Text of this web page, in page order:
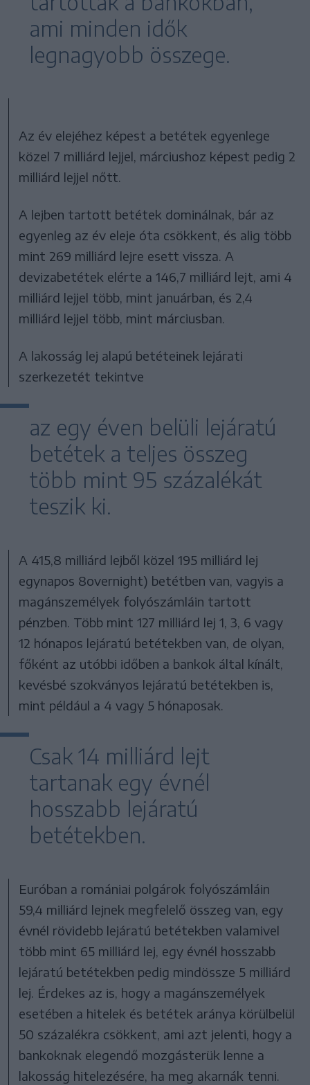
ami minden idők
legnagyobb összege.
Az év elejéhez képest a betétek egyenlege
közel 7 milliárd lejjel, márciushoz képest pedig 2
milliárd lejjel nőtt.
A lejben tartott betétek dominálnak, bár az
egyenleg az év eleje óta csökkent, és alig több
mint 269 milliárd lejre esett vissza. A
devizabetétek elérte a 146,7 milliárd lejt, ami 4
milliárd lejjel több, mint januárban, és 2,4
milliárd lejjel több, mint márciusban.
A lakosság lej alapú betéteinek lejárati
szerkezetét tekintve
az egy éven belüli lejáratú
betétek a teljes összeg
több mint 95 százalékát
teszik ki.
A 415,8 milliárd lejből közel 195 milliárd lej
egynapos 8overnight) betétben van, vagyis a
magánszemélyek folyószámláin tartott
pénzben. Több mint 127 milliárd lej 1, 3, 6 vagy
12 hónapos lejáratú betétekben van, de olyan,
főként az utóbbi időben a bankok által kínált,
kevésbé szokványos lejáratú betétekben is,
mint például a 4 vagy 5 hónaposak.
Csak 14 milliárd lejt
tartanak egy évnél
hosszabb lejáratú
betétekben.
Euróban a romániai polgárok folyószámláin
59,4 milliárd lejnek megfelelő összeg van, egy
évnél rövidebb lejáratú betétekben valamivel
több mint 65 milliárd lej, egy évnél hosszabb
lejáratú betétekben pedig mindössze 5 milliárd
lej. Érdekes az is, hogy a magánszemélyek
esetében a hitelek és betétek aránya körülbelül
50 százalékra csökkent, ami azt jelenti, hogy a
bankoknak elegendő mozgásterük lenne a
lakosság hitelezésére, ha meg akarnák tenni.